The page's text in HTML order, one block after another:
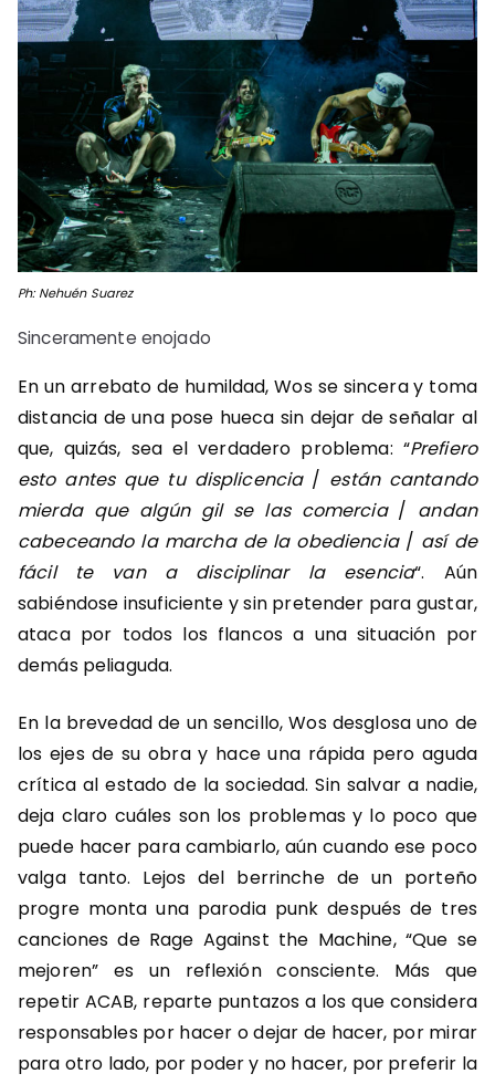
Ph: Nehuén Suarez
Sinceramente enojado
En un arrebato de humildad, Wos se sincera y toma
distancia de una pose hueca sin dejar de señalar al
que, quizás, sea el verdadero problema: “Prefiero
esto antes que tu displicencia/ están cantando
mierda que algún gil se las comercia/ andan
cabeceando la marcha de la obediencia/ así de
fácil te van a disciplinar la esencia“. Aún
sabiéndose insuficiente y sin pretender para gustar,
ataca por todos los flancos a una situación por
demás peliaguda.
En la brevedad de un sencillo, Wos desglosa uno de
los ejes de su obra y hace una rápida pero aguda
crítica al estado de la sociedad. Sin salvar a nadie,
deja claro cuáles son los problemas y lo poco que
puede hacer para cambiarlo, aún cuando ese poco
valga tanto. Lejos del berrinche de un porteño
progre monta una parodia punk después de tres
canciones de Rage Against the Machine, “Que se
mejoren” es un reflexión consciente. Más que
repetir ACAB, reparte puntazos a los que considera
responsables por hacer o dejar de hacer, por mirar
para otro lado, por poder y no hacer, por preferir la